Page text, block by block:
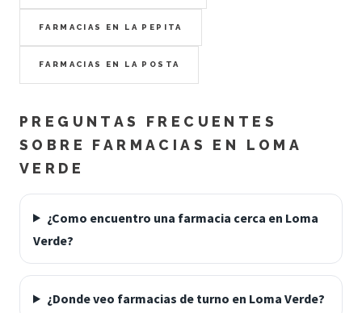
FARMACIAS EN LA PEPITA
FARMACIAS EN LA POSTA
PREGUNTAS FRECUENTES
SOBRE FARMACIAS EN LOMA
VERDE
¿Como encuentro una farmacia cerca en Loma
Verde?
¿Donde veo farmacias de turno en Loma Verde?